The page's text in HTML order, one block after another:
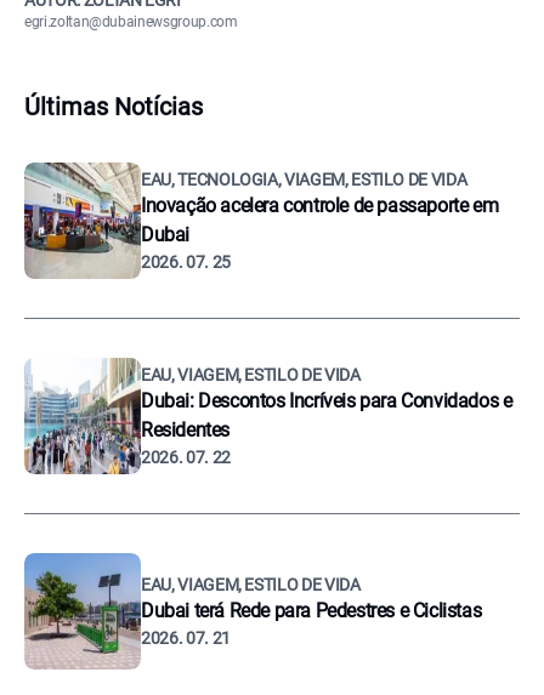
egri.zoltan@dubainewsgroup.com
Últimas Notícias
EAU, TECNOLOGIA, VIAGEM, ESTILO DE VIDA
Inovação acelera controle de passaporte em
Dubai
2026. 07. 25
EAU, VIAGEM, ESTILO DE VIDA
Dubai: Descontos Incríveis para Convidados e
Residentes
2026. 07. 22
EAU, VIAGEM, ESTILO DE VIDA
Dubai terá Rede para Pedestres e Ciclistas
2026. 07. 21